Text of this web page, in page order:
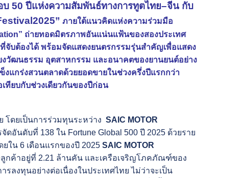
บ 50 ปีแห่งความสัมพันธ์ทางการทูตไทย–จีน กับ
ภายใต้แนวคิดแห่งความร่วมมือ
ถ่ายทอดมิตรภาพอันแน่นแฟ้นของสองประเทศ
จับต้องได้ พร้อมจัดแสดงยนตรกรรมรุ่นสำคัญเพื่อแสดง
วัฒนธรรม อุตสาหกรรม และอนาคตของยานยนต์อย่าง
แกร่งสวนตลาดด้วยยอดขายในช่วงครึ่งปีแรกกว่า
เทียบกับช่วงเดียวกันของปีก่อน
โดยเป็นการร่วมทุนระหว่าง SAIC MOTOR
นดับที่ 138 ใน Fortune Global 500 ปี 2025 ด้วยราย
ใน 6 เดือนแรกของปี 2025 SAIC MOTOR
กค้าอยู่ที่ 2.21 ล้านคัน และเครือเจริญโภคภัณฑ์ของ
ลงทุนอย่างต่อเนื่องในประเทศไทย ไม่ว่าจะเป็น